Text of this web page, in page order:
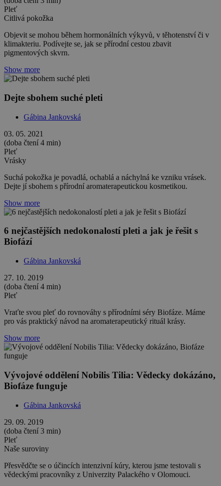
Pleť
Citlivá pokožka
Objevit se mohou během hormonálních výkyvů, v těhotenství či v
klimakteriu. Podívejte se, jak se přírodní cestou zbavit
pigmentových skvrn.
Show more
Dejte sbohem suché pleti
Gábina Jankovská
03. 05. 2021
(doba čtení 4 min)
Pleť
Vrásky
Suchá pokožka je povadlá, ochablá a náchylná ke vzniku vrásek.
Dejte jí sbohem s přírodní aromaterapeutickou kosmetikou.
Show more
6 nejčastějších nedokonalostí pleti a jak je řešit s
Biofází
Gábina Jankovská
27. 10. 2019
(doba čtení 4 min)
Pleť
Vraťte svou pleť do rovnováhy s přírodními séry Biofáze. Máme
pro vás praktický návod na aromaterapeutický rituál krásy.
Show more
Vývojové oddělení Nobilis Tilia: Vědecky dokázáno,
Biofáze funguje
Gábina Jankovská
29. 09. 2019
(doba čtení 3 min)
Pleť
Naše suroviny
Přesvědčte se o účincích intenzivní kúry, kterou jsme testovali s
vědeckými pracovníky z Univerzity Palackého v Olomouci.